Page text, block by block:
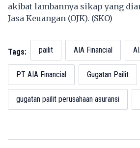
akibat lambannya sikap yang
Jasa Keuangan (OJK). (SKO)
Tags: pailit AIA Financial
PT AIA Financial Gugatan Pailit
gugatan pailit perusahaan asuransi